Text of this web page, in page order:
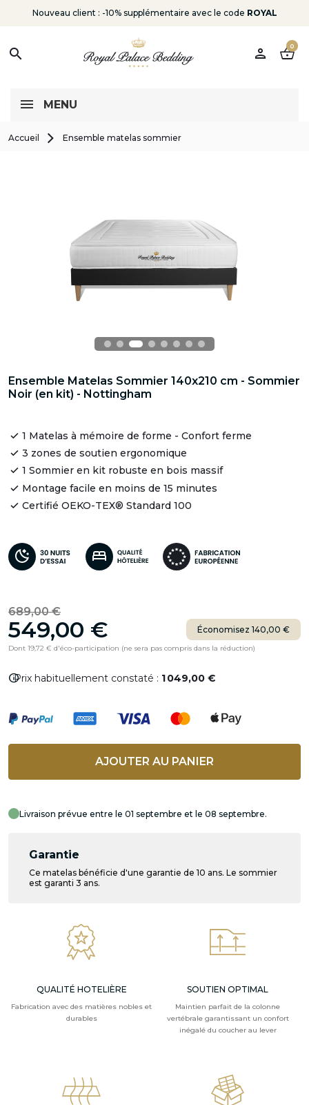
Nouveau client : -10% supplémentaire avec le code ROYAL
search person shopping_basket
0
MENU
Accueil Ensemble matelas sommier
Ensemble Matelas Sommier 140x210 cm - Sommier
Noir (en kit) - Nottingham
1 Matelas à mémoire de forme - Confort ferme
3 zones de soutien ergonomique
1 Sommier en kit robuste en bois massif
Montage facile en moins de 15 minutes
Certifié OEKO-TEX® Standard 100
689,00 €
549,00 € Économisez 140,00 €
Dont 19,72 € d'éco-participation (ne sera pas compris dans la réduction)
infoPrix habituellement constaté : 1 049,00 €
AJOUTER AU PANIER
Livraison prévue entre le 01 septembre et le 08 septembre.
Garantie
Ce matelas bénéficie d'une garantie de 10 ans. Le sommier
est garanti 3 ans.
QUALITÉ HOTELIÈRE
Fabrication avec des matières nobles et
durables
SOUTIEN OPTIMAL
Maintien parfait de la colonne
vertébrale garantissant un confort
inégalé du coucher au lever